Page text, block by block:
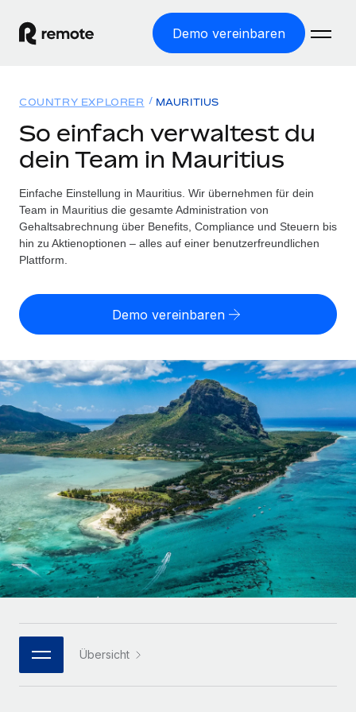
Demo vereinbaren
WELTWEITE BESCHÄFTIGUNG
Globale Payroll
Einfache, rechtssicher Payroll
Employer of Record
Weltweites Wachstum ohne Kosten für Niederlassungen
Contractor of Record
Rechtssichere, weltweite Arbeit mit Freelancer:innen
Globales Onboarding und Verwalten von
Freelancer:innen
PEO
Auslagern von komplexen HR-Aufgaben
INFRASTRUKTUR
Remote Embedded
Nahtlose Integration der HR in bestehende Abläufe
Plattform
Integrierte HR-Kernfunktionen für dein Team
MCP
Integrationen
Lösungen
WELTWEITE ABDECKUNG
Country Explorer
Länderspezifische Unterstützung bei der Einstellung
Einfache Einstellung in allen US-Bundesstaaten
WACHSTUMSPHASE
Startups
Agile HR- und Payroll-Lösungen für wachsende
Unternehmen
Mittelstand
Maßgeschneiderte HR-Lösungen, um Teams zu
vergrößern
Enterprise
Globale HR für Konzerne und Großunternehmen
PARTNER WERDEN
Flexible Einbettung von Global-HR-Funktionen in deine
Ressourcen
TOOLS UND RECHNER
Scheinselbstständigkeitsrisiko berechnen
Personalkostenrechner
Gesamtbeschäftigungskosten
Honorarzahlungen berechnen
Informationen zu möglichen Währungen und
Abwicklungsfristen für globale Freelancer:innen
LERNEN MIT REMOTE
Forschung und Leitfäden
Fallstudien
HR-Glossar
Bibliothek für Stellenbeschreibungen
Webinare
Preise
Nederlands
Français
Deutsch
Español
Italiano
Português (Portugal)
한국어
Anmelden
COUNTRY EXPLORER MAURITIUS
So einfach verwaltest du
dein Team in Mauritius
Einfache Einstellung in Mauritius. Wir übernehmen für dein
Team in Mauritius die gesamte Administration von
Gehaltsabrechnung über Benefits, Compliance und Steuern bis
hin zu Aktienoptionen – alles auf einer benutzerfreundlichen
Plattform.
Demo vereinbaren
Übersicht